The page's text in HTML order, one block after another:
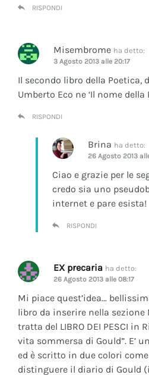
RISPONDI
Misembrome ha detto:
3 Agosto 2013 alle 20:17
Il secondo libro della Poetica,
Umberto Eco ne ‘Il nome della
RISPONDI
Brina ha detto:
26 Agosto 2013 alle
Ciao e grazie per le
credo sia uno
internet e pare esista!
RISPONDI
EX precaria ha detto:
26 Agosto 2013 alle 08:17
Mi piace quest’idea…
libro da inserire nella
tratta del LIBRO DEI PESCI in
vita sommersa di Gould”. E’
ed è scritto in due colori
distinguere il diario di Gould